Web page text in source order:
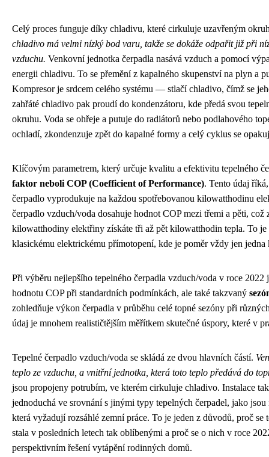
Celý proces funguje díky chladivu, které cirkuluje uzavřeným
chladivo má velmi nízký bod varu, takže se dokáže odpařit již při
vzduchu. Venkovní jednotka čerpadla nasává vzduch a pomocí
energii chladivu. To se přemění z kapalného skupenství na plyn a
Kompresor je srdcem celého systému — stlačí chladivo, čímž se
zahřáté chladivo pak proudí do kondenzátoru, kde předá svou
okruhu. Voda se ohřeje a putuje do radiátorů nebo podlahového
ochladí, zkondenzuje zpět do kapalné formy a celý cyklus se
Klíčovým parametrem, který určuje kvalitu a efektivitu tepelného
faktor neboli COP (Coefficient of Performance). Tento údaj
čerpadlo vyprodukuje na každou spotřebovanou kilowatthodinu
čerpadlo vzduch/voda dosahuje hodnot COP mezi třemi a pěti, což
kilowatthodiny elektřiny získáte tři až pět kilowatthodin tepla. To
klasickému elektrickému přímotopení, kde je poměr vždy jen jedna
Při výběru nejlepšího tepelného čerpadla vzduch/voda v roce 2022
hodnotu COP při standardních podmínkách, ale také takzvaný
zohledňuje výkon čerpadla v průběhu celé topné sezóny při
údaj je mnohem realističtějším měřítkem skutečné úspory, které v
Tepelné čerpadlo vzduch/voda se skládá ze dvou hlavních částí.
teplo ze vzduchu, a vnitřní jednotka, která toto teplo předává do
jsou propojeny potrubím, ve kterém cirkuluje chladivo. Instalace
jednoduchá ve srovnání s jinými typy tepelných čerpadel, jako jsou
která vyžadují rozsáhlé zemní práce. To je jeden z důvodů, proč se
stala v posledních letech tak oblíbenými a proč se o nich v roce
perspektivním řešení vytápění rodinných domů.